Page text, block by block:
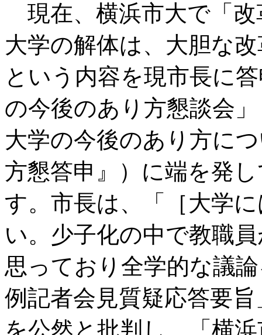
現在、横浜市大で「
大学の解体は、大胆な
という内容を現市長に
の今後のあり方懇談会
大学の今後のあり方に
方懇答申』）に端を発
す。市長は、「［大学
い。少子化の中で教職
思っており全学的な議
例記者会見質疑応答要
を公然と批判し、「横